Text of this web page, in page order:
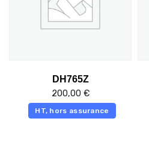
DH765Z
200,00 €
HT, hors assurance